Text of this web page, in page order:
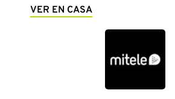
VER EN CASA